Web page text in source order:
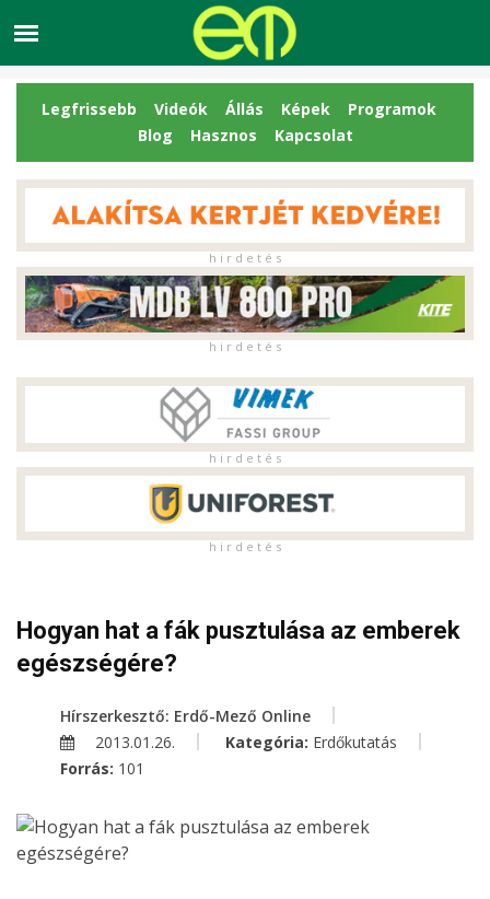
Legfrissebb Videók Állás Képek
Programok
Blog
Hasznos Kapcsolat
h i r d e t é s
h i r d e t é s
h i r d e t é s
h i r d e t é s
Hogyan hat a fák pusztulása az emberek
egészségére?
Hírszerkesztő: Erdő-Mező Online
2013.01.26.
Kategória: Erdőkutatás
Forrás: 101